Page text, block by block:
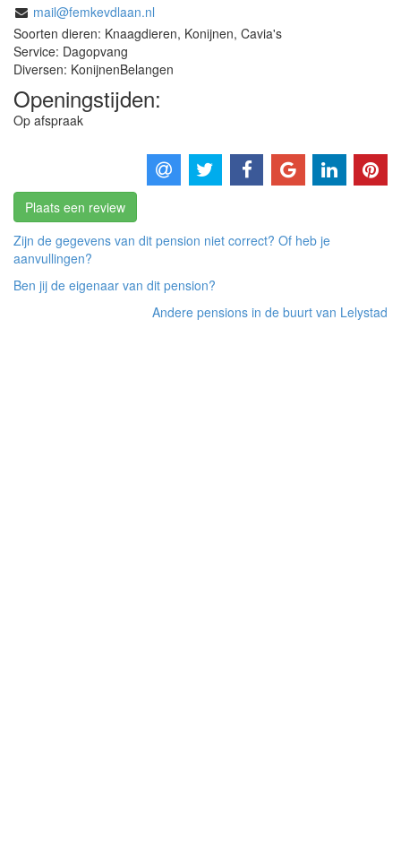
mail@femkevdlaan.nl
Soorten dieren: Knaagdieren, Konijnen, Cavia's
Service: Dagopvang
Diversen: KonijnenBelangen
Openingstijden:
Op afspraak
Plaats een review
Zijn de gegevens van dit pension niet correct? Of heb je
aanvullingen?
Ben jij de eigenaar van dit pension?
Andere pensions in de buurt van Lelystad